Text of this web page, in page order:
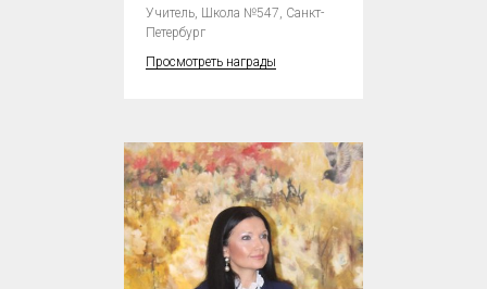
Учитель, Школа №547, Санкт-
Петербург
Просмотреть награды